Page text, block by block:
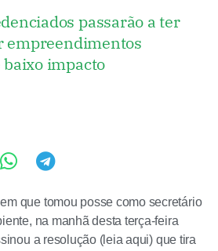
passarão a ter
empreendimentos
impacto
que tomou posse como secretário
na manhã desta terça-feira
a resolução (leia aqui) que tira